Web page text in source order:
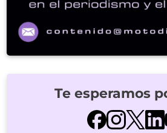
Te esperamos